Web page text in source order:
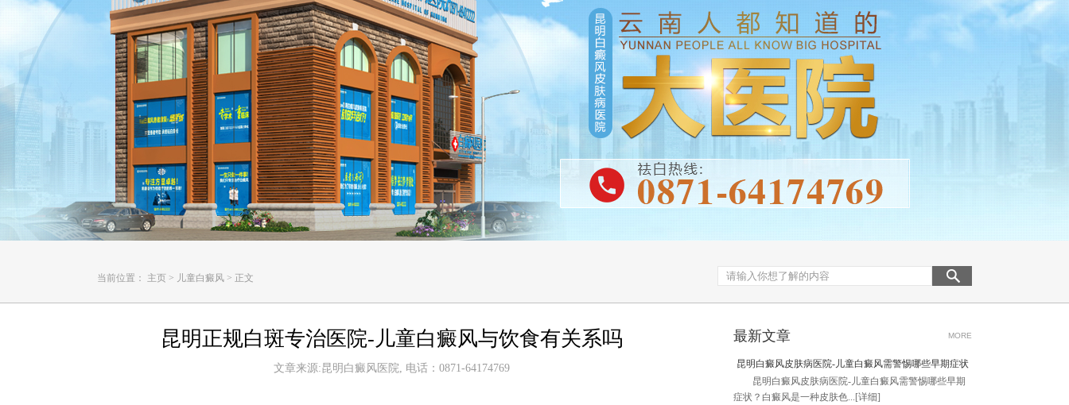
当前位置： 主页 > 儿童白癜风 > 正文
昆明正规白斑专治医院-儿童白癜风与饮食有关系吗
文章来源:昆明白癜风医院, 电话：0871-64174769
最新文章 MORE
昆明白癜风皮肤病医院-儿童白癜风需警惕哪些早期症状
昆明白癜风皮肤病医院-儿童白癜风需警惕哪些早期
症状？白癜风是一种皮肤色... [详细]